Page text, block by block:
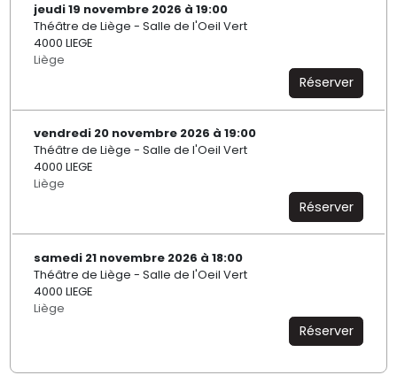
jeudi 19 novembre 2026 à 19:00
Théâtre de Liège - Salle de l'Oeil Vert
4000 LIEGE
Liège
Réserver
vendredi 20 novembre 2026 à 19:00
Théâtre de Liège - Salle de l'Oeil Vert
4000 LIEGE
Liège
Réserver
samedi 21 novembre 2026 à 18:00
Théâtre de Liège - Salle de l'Oeil Vert
4000 LIEGE
Liège
Réserver